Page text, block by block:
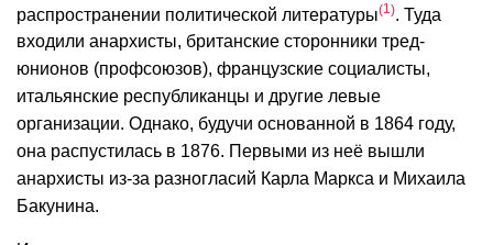
распространении политической литературы 1 . Туда
входили анархисты, британские сторонники тред-
юнионов (профсоюзов), французские социалисты,
итальянские республиканцы и другие левые
организации. Однако, будучи основанной в 1864 году,
она распустилась в 1876. Первыми из неё вышли
анархисты из-за разногласий Карла Маркса и Михаила
Бакунина.